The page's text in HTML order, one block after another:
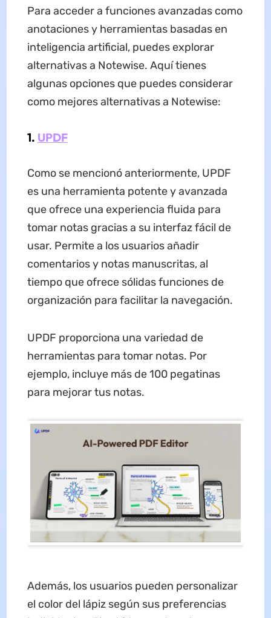
Para acceder a funciones avanzadas como
anotaciones y herramientas basadas en
inteligencia artificial, puedes explorar
alternativas a Notewise. Aquí tienes
algunas opciones que puedes considerar
como mejores alternativas a Notewise:
1. UPDF
Como se mencionó anteriormente, UPDF
es una herramienta potente y avanzada
que ofrece una experiencia fluida para
tomar notas gracias a su interfaz fácil de
usar. Permite a los usuarios añadir
comentarios y notas manuscritas, al
tiempo que ofrece sólidas funciones de
organización para facilitar la navegación.
UPDF proporciona una variedad de
herramientas para tomar notas. Por
ejemplo, incluye más de 100 pegatinas
para mejorar tus notas.
Además, los usuarios pueden personalizar
el color del lápiz según sus preferencias